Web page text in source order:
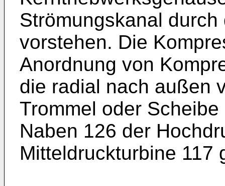
Strömungskanal
vorstehen. Die
Anordnung von
die radial nach außen
Trommel oder
Naben 126 der
Mitteldruckturbine 117